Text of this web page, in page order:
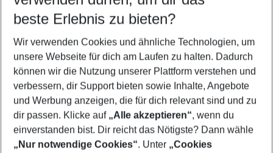
5-8 Nächte
2 Erwachsene Keine Kinder
Mehr Filter anzeigen
beste Erlebnis zu bieten?
Wir verwenden Cookies und ähnliche Technologien, um
unsere Webseite für dich am Laufen zu halten. Dadurch
können wir die Nutzung unserer Plattform verstehen und
verbessern, dir Support bieten sowie Inhalte, Angebote
und Werbung anzeigen, die für dich relevant sind und zu
dir passen. Klicke auf „Alle akzeptieren“, wenn du
einverstanden bist. Dir reicht das Nötigste? Dann wähle
„Nur notwendige Cookies“. Unter „Cookies